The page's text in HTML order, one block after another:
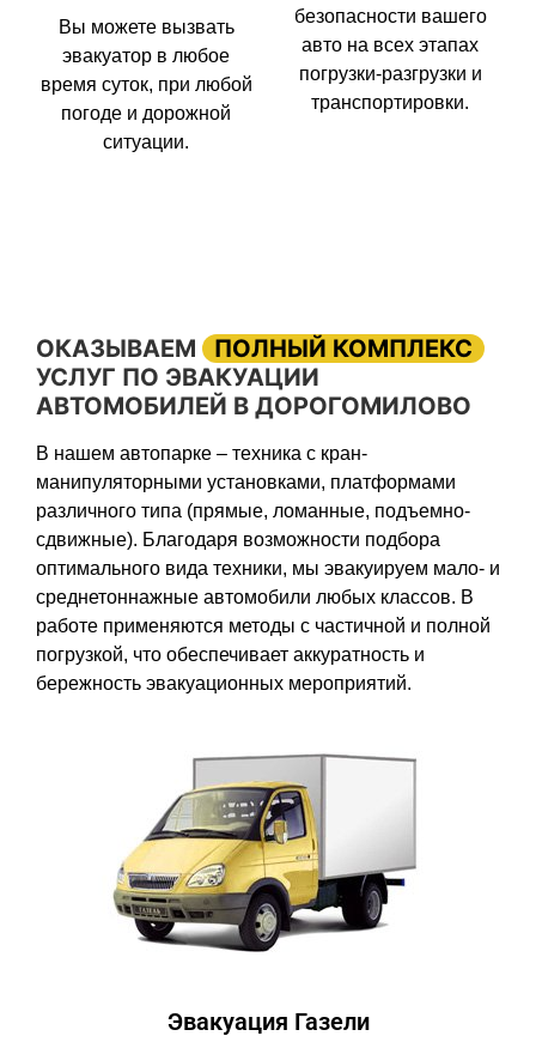
Вы можете вызвать
эвакуатор в любое
время суток, при любой
погоде и дорожной
ситуации.
безопасности вашего
авто на всех этапах
погрузки-разгрузки и
транспортировки.
ОКАЗЫВАЕМ
ПОЛНЫЙ КОМПЛЕКС
УСЛУГ ПО ЭВАКУАЦИИ
АВТОМОБИЛЕЙ В ДОРОГОМИЛОВО
В нашем автопарке – техника с кран-
манипуляторными установками, платформами
различного типа (прямые, ломанные, подъемно-
сдвижные). Благодаря возможности подбора
оптимального вида техники, мы эвакуируем мало- и
среднетоннажные автомобили любых классов. В
работе применяются методы с частичной и полной
погрузкой, что обеспечивает аккуратность и
бережность эвакуационных мероприятий.
Эвакуация Газели